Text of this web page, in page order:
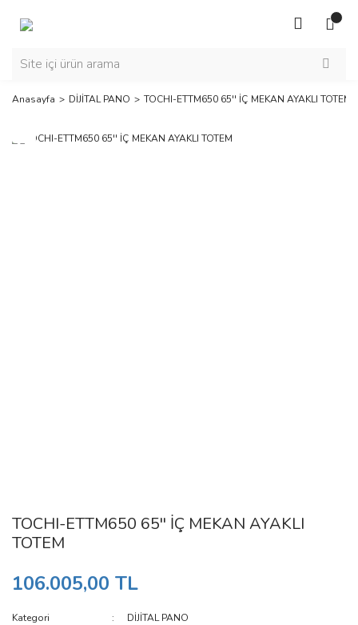
Anasayfa DİJİTAL PANO TOCHI-ETTM650 65'' İÇ MEKAN AYAKLI TOTEM
TOCHI-ETTM650 65'' İÇ MEKAN AYAKLI
TOTEM
106.005,00 TL
Kategori
DİJİTAL PANO